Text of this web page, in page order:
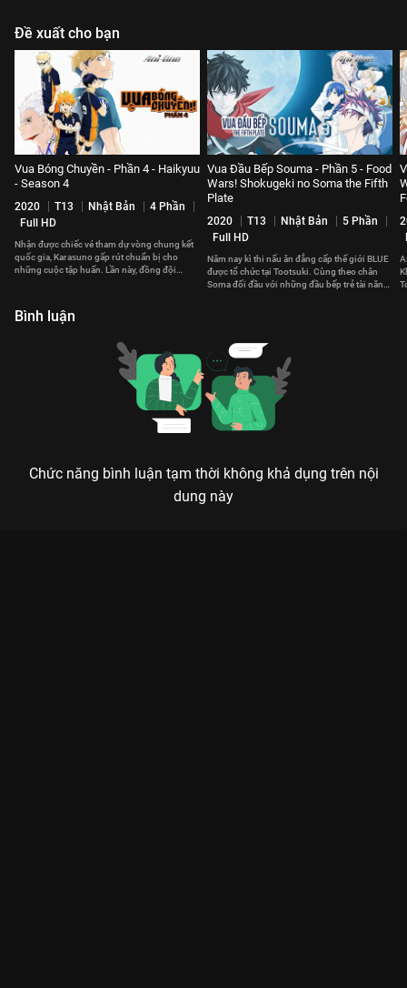
Đề xuất cho bạn
Vua Bóng Chuyền - Phần 4 - Haikyuu
- Season 4
2020 T13 Nhật Bản
4 Phần
Full HD
Nhận được chiếc vé tham dự vòng chung kết
quốc gia, Karasuno gấp rút chuẩn bị cho
những cuộc tập huấn. Lần này, đồng đội
Vua Đầu Bếp Souma - Phần 5 - Food
Wars! Shokugeki no Soma the Fifth
Plate
2020 T13 Nhật Bản
5 Phần
Full HD
Năm nay kì thi nấu ăn đẳng cấp thế giới BLUE
được tổ chức tại Tootsuki. Cùng theo chân
Soma đối đầu với những đầu bếp trẻ tài năng
Bình luận
Chức năng bình luận tạm thời không khả dụng trên nội
dung này